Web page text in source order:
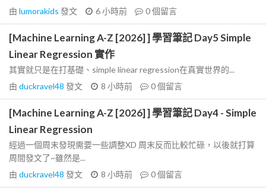
由 lumorakids 發文 6 小時前 0個留言
[Machine Learning A-Z [2026] ] 學習筆記 Day5 Simple
Linear Regression 實作
其實就只是在打基礎、simple linear regression在真實世界的...
由 duckravel48 發文 8 小時前 0個留言
[Machine Learning A-Z [2026] ] 學習筆記 Day4 - Simple
Linear Regression
經過一個周末發現需要一些調整XD 周末反而比較忙碌，以後就打算
周間發文了~雖然是...
由 duckravel48 發文 8 小時前 0個留言